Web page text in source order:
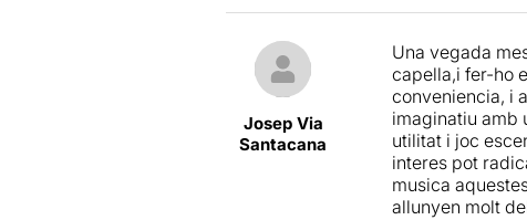
Josep Via
Santacana
Una vegada
capella,i fer-ho
conveniencia, i
imaginatiu amb
utilitat i joc
interes pot
musica
allunyen molt